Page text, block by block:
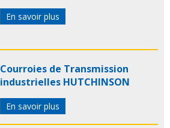
En savoir plus
Courroies de Transmission
industrielles HUTCHINSON
En savoir plus